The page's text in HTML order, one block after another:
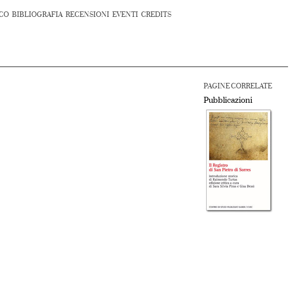
BIBLIOGRAFIA RECENSIONI EVENTI CREDITS
PAGINE CORRELATE
Pubblicazioni